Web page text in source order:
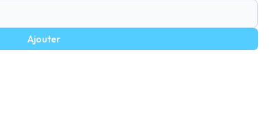
Ajouter